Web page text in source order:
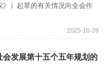
）起草的有关情况向全会作
2025-10-28
发展第十五个五年规划的